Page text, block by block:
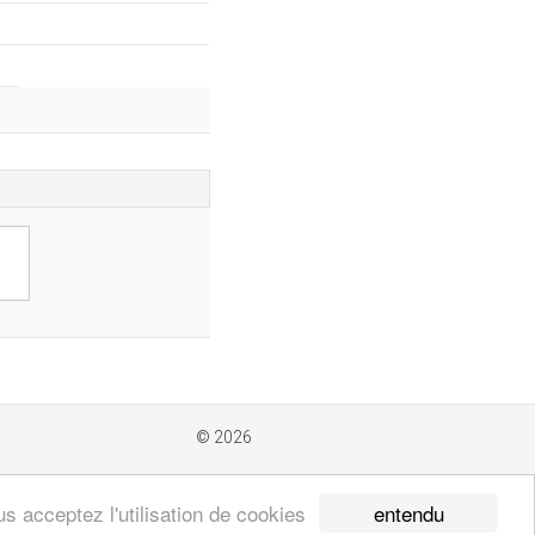
entendu
acceptez l'utilisation de cookies
© 2026